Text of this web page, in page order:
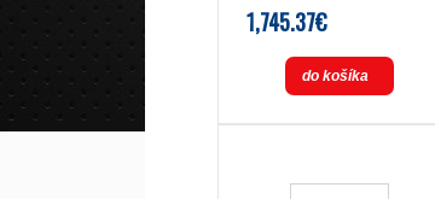
1,745.37€
do košíka